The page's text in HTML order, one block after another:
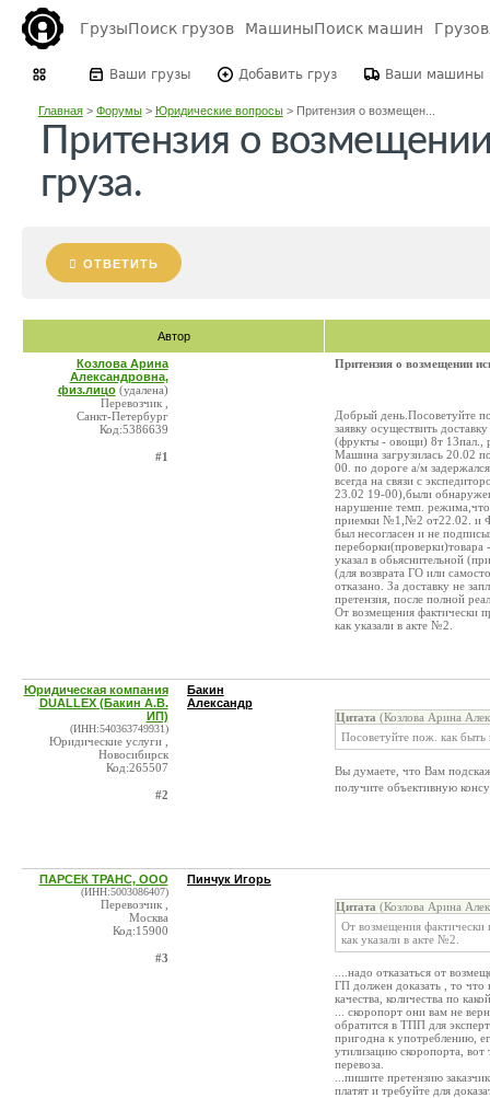
ГрузыПоиск грузов МашиныПоиск машин
Ваши грузы Добавить груз Ваши машины
Главная> Форумы> Юридические вопросы> Притензия о возмещен...
Притензия о
груза.
ОТВЕТИТЬ
Автор
Козлова Арина
Александровна,
физ.лицо (удалена)
Перевозчик ,
Санкт-Петербург
Код:5386639
#1
Притензия о возмещении
Добрый день.Посоветуйте
заявку осуществить
(фрукты - овощи) 8т 13пал.,
Машина загрузилась 20.02
00. по дороге а/м
всегда на связи с
23.02 19-00),были
нарушение темп. режима,что
приемки №1,№2 от22.02. и
был несогласен и не
указал в обьяснительной
(для возврата ГО или
отказано. За доставку не
претензия, после полной
От возмещения фактически
как указали в акте №2.
Юридическая компания
DUALLEX (Бакин А.В.
ИП)
(ИНН:540363749931)
Юридические услуги ,
Новосибирск
Код:265507
#2
Бакин
Александр
Цитата (Козлова Арина
Посоветуйте пож. как быть
Вы думаете, что Вам
получите объективную
ПАРСЕК ТРАНС, ООО
(ИНН:5003086407)
Перевозчик ,
Москва
Код:15900
#3
Пинчук Игорь
Цитата (Козлова Арина
От возмещения фактически
как указали в акте №2.
....надо отказаться от
ГП должен доказать , то что
качества, количества по
... скоропорт они вам не
обратится в ТПП для
пригодна к употреблению,
утилизацию скоропорта,
перевоза.
...пишите претензию
платят и требуйте для